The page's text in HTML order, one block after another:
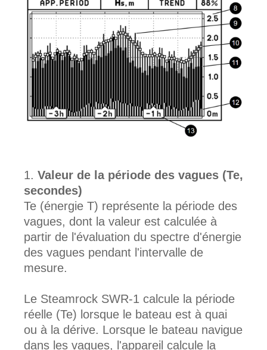
Valeur de la période des vagues (Te,
secondes)
Te (énergie T) représente la période des
vagues, dont la valeur est calculée à
partir de l'évaluation du spectre d'énergie
des vagues pendant l'intervalle de
mesure.
Le Steamrock SWR-1 calcule la période
réelle (Te) lorsque le bateau est à quai
ou à la dérive. Lorsque le bateau navigue
dans les vagues, l'appareil calcule la